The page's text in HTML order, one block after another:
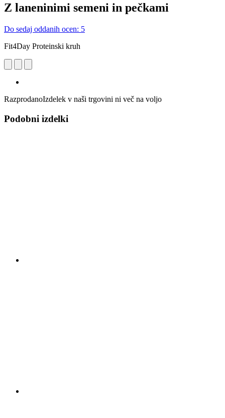
Z laneninimi semeni in pečkami
Do sedaj oddanih ocen: 5
Fit4Day Proteinski kruh
RazprodanoIzdelek v naši trgovini ni več na voljo
Podobni izdelki